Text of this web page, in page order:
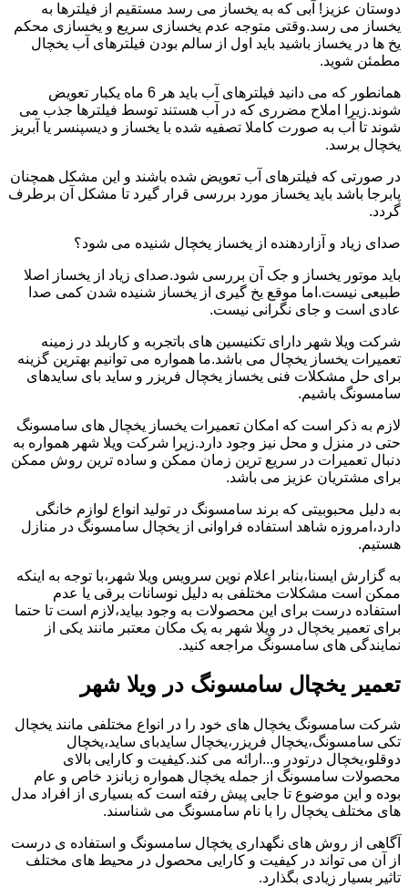
دوستان عزیز! آبی که به یخساز می رسد مستقیم از فیلترها به
یخساز می رسد.وقتی متوجه عدم یخسازی سریع و یخسازی محکم
یخ ها در یخساز باشید باید اول از سالم بودن فیلترهای آب یخچال
مطمئن شوید.
همانطور که می دانید فیلترهای آب باید هر 6 ماه یکبار تعویض
شوند.زیرا املاح مضرری که در آب هستند توسط فیلترها جذب می
شوند تا آب به صورت کاملا تصفیه شده با یخساز و دیسپنسر یا آبریز
یخچال برسد.
در صورتی که فیلترهای آب تعویض شده باشند و این مشکل همچنان
پابرجا باشد باید یخساز مورد بررسی قرار گیرد تا مشکل آن برطرف
گردد.
صدای زیاد و آزاردهنده از یخساز یخچال شنیده می شود؟
باید موتور یخساز و جک آن بررسی شود.صدای زیاد از یخساز اصلا
طبیعی نیست.اما موقع یخ گیری از یخساز شنیده شدن کمی صدا
عادی است و جای نگرانی نیست.
شرکت ویلا شهر دارای تکنیسین های باتجربه و کاربلد در زمینه
تعمیرات یخساز یخچال می باشد.ما همواره می توانیم بهترین گزینه
برای حل مشکلات فنی یخساز یخچال فریزر و ساید بای سایدهای
سامسونگ باشیم.
لازم به ذکر است که امکان تعمیرات یخساز یخچال های سامسونگ
حتی در منزل و محل نیز وجود دارد.زیرا شرکت ویلا شهر همواره به
دنبال تعمیرات در سریع ترین زمان ممکن و ساده ترین روش ممکن
برای مشتریان عزیز می باشد.
به دلیل محبوبیتی که برند سامسونگ در تولید انواع لوازم خانگی
دارد،امروزه شاهد استفاده فراوانی از یخچال سامسونگ در منازل
هستیم.
به گزارش ایسنا،بنابر اعلام نوین سرویس ویلا شهر،با توجه به اینکه
ممکن است مشکلات مختلفی به دلیل نوسانات برقی یا عدم
استفاده درست برای این محصولات به وجود بیاید،لازم است تا حتما
برای تعمیر یخچال در ویلا شهر به یک مکان معتبر مانند یکی از
نمایندگی های سامسونگ مراجعه کنید.
تعمیر یخچال سامسونگ در ویلا شهر
شرکت سامسونگ یخچال های خود را در انواع مختلفی مانند یخچال
تکی سامسونگ،یخچال فریزر،یخچال سایدبای ساید،یخچال
دوقلو،یخچال درتودر و...ارائه می کند.کیفیت و کارایی بالای
محصولات سامسونگ از جمله یخچال همواره زبانزد خاص و عام
بوده و این موضوع تا جایی پیش رفته است که بسیاری از افراد مدل
های مختلف یخچال را با نام سامسونگ می شناسند.
آگاهی از روش های نگهداری یخچال سامسونگ و استفاده ی درست
از آن می تواند در کیفیت و کارایی محصول در محیط های مختلف
تاثیر بسیار زیادی بگذارد.